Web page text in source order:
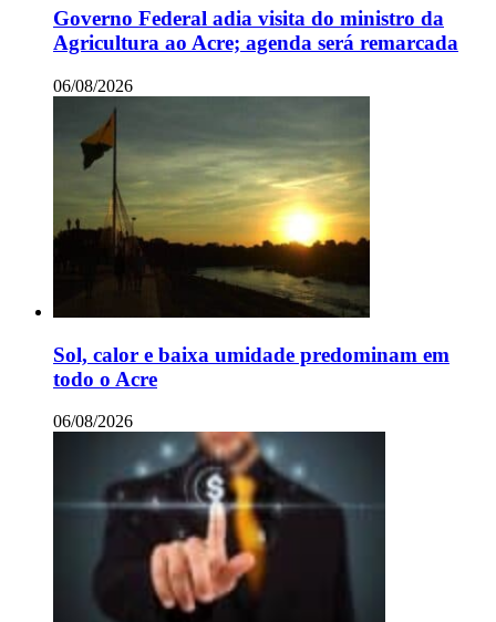
Governo Federal adia visita do ministro da
Agricultura ao Acre; agenda será remarcada
06/08/2026
Sol, calor e baixa umidade predominam em
todo o Acre
06/08/2026